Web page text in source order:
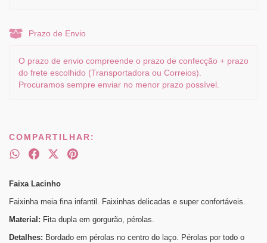
Prazo de Envio
O prazo de envio compreende o prazo de confecção + prazo
do frete escolhido (Transportadora ou Correios).
Procuramos sempre enviar no menor prazo possível.
COMPARTILHAR:
Faixa Lacinho
Faixinha meia fina infantil. Faixinhas delicadas e super confortáveis.
Material: Fita dupla em gorgurão, pérolas.
Detalhes: Bordado em pérolas no centro do laço. Pérolas por todo o